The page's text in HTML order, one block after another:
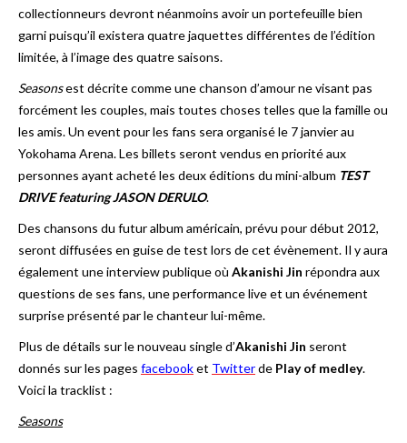
collectionneurs devront néanmoins avoir un portefeuille bien
garni puisqu’il existera quatre jaquettes différentes de l’édition
limitée, à l’image des quatre saisons.
Seasonsest décrite comme une chanson d’amour ne visant pas
forcément les couples, mais toutes choses telles que la famille ou
les amis. Un event pour les fans sera organisé le 7 janvier au
Yokohama Arena. Les billets seront vendus en priorité aux
personnes ayant acheté les deux éditions du mini-album TEST
DRIVE featuring JASON DERULO.
Des chansons du futur album américain, prévu pour début 2012,
seront diffusées en guise de test lors de cet évènement. Il y aura
également une interview publique où Akanishi Jin répondra aux
questions de ses fans, une performance live et un événement
surprise présenté par le chanteur lui-même.
Plus de détails sur le nouveau single d’Akanishi Jin seront
donnés sur les pages facebooket Twitterde Play of medley.
Voici la tracklist :
Seasons